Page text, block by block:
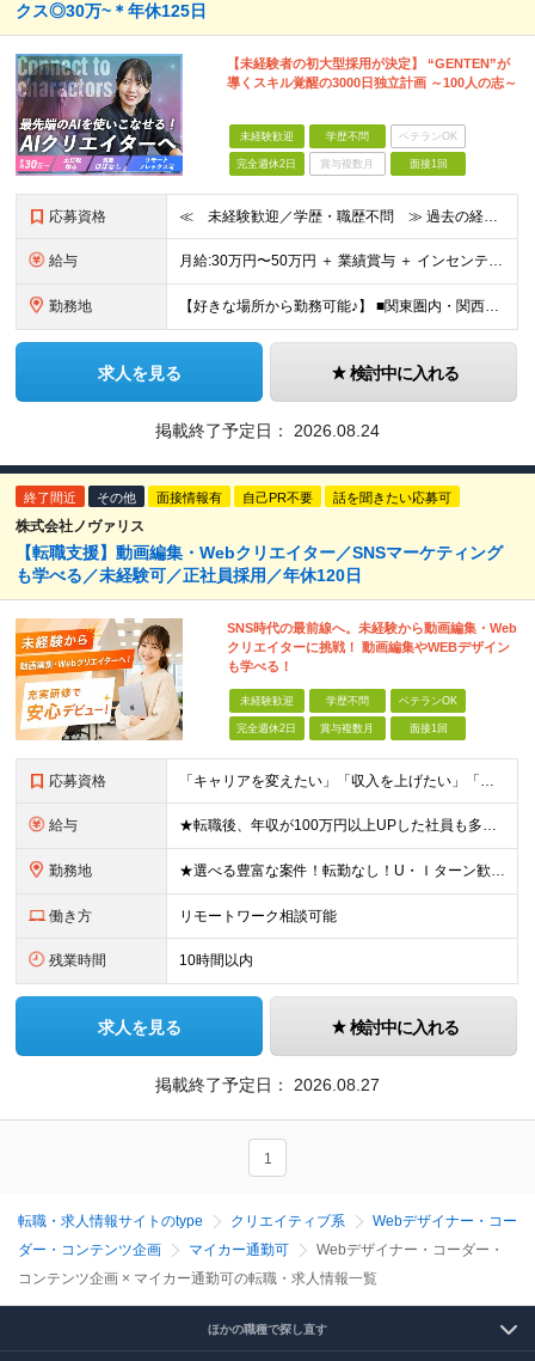
クス◎30万~＊年休125日
【未経験者の初大型採用が決定】 “GENTEN”が
導くスキル覚醒の3000日独立計画 ～100人の志～
未経験歓迎 学歴不問 ベテランOK
完全週休2日 賞与複数月 面接1回
応募資格 ≪ 未経験歓迎／学歴・職歴不問 ≫ 過去の経歴は一切不問。 「いままで」よりも「これから」を 重視した採用を行っています！ ▼▼こんな想いがある方大歓迎▼▼ ・WEBデザインに興味がある ・自由な環
給与 ⽉給:30万円〜50万円 ＋ 業績賞与 ＋ インセンティブ賞与 経験者：35万円～ ※経験・スキルを考慮の上、決定します。 ※経験者は別途優遇！ ★試用期間6ヶ月（期間中は月給21万円～）
勤務地 【好きな場所から勤務可能♪】 ■関東圏内・関西圏内 または⾸都圏近郊のプロジェクト先 ★リモートワーク実施中（プロジェクトによりフルリモートもあり） ★転居を伴う転勤なし ★配属先は希望を最⼤限考慮
求人を見る 検討中に入れる
掲載終了予定日： 2026.08.24
終了間近 その他 面接情報有 自己PR不要 話を聞きたい応募可
株式会社ノヴァリス
【転職支援】動画編集・Webクリエイター／SNSマーケティング
も学べる／未経験可／正社員採用／年休120日
SNS時代の最前線へ。未経験から動画編集・Web
クリエイターに挑戦！ 動画編集やWEBデザイン
も学べる！
未経験歓迎 学歴不問 ベテランOK
完全週休2日 賞与複数月 面接1回
応募資格 「キャリアを変えたい」「収入を上げたい」「将来に強いスキルを身につけたい」方歓迎！ ・未経験歓迎 ・学歴不問 ・第二新卒歓迎 ＼経験やスキルではなく、“これから”を重視します／ 「今のままでいい
給与 ★転職後、年収が100万円以上UPした社員も多数！ 月給25.9万円以上＋諸手当＋賞与年2回＋インセンティブ 【固定残業代について】 なし（残業代は、実際の労働時間に応じて別途全額支給）
勤務地 ★選べる豊富な案件！転勤なし！U・Ｉターン歓迎！ 東京、神奈川、埼玉、千葉、愛知、大阪、兵庫、京都、広島、福岡をはじめとする全国各地のプロジェクト先。 プライム上場、グロース上場企業の大手～ベンチ
働き方 リモートワーク相談可能
残業時間 10時間以内
求人を見る 検討中に入れる
掲載終了予定日： 2026.08.27
1
転職・求人情報サイトのtype クリエイティブ系
Webデザイナー・コー
ダー・コンテンツ企画
マイカー通勤可
Webデザイナー・コーダー・
コンテンツ企画 × マイカー通勤可の転職・求人情報一覧
ほかの職種で探し直す